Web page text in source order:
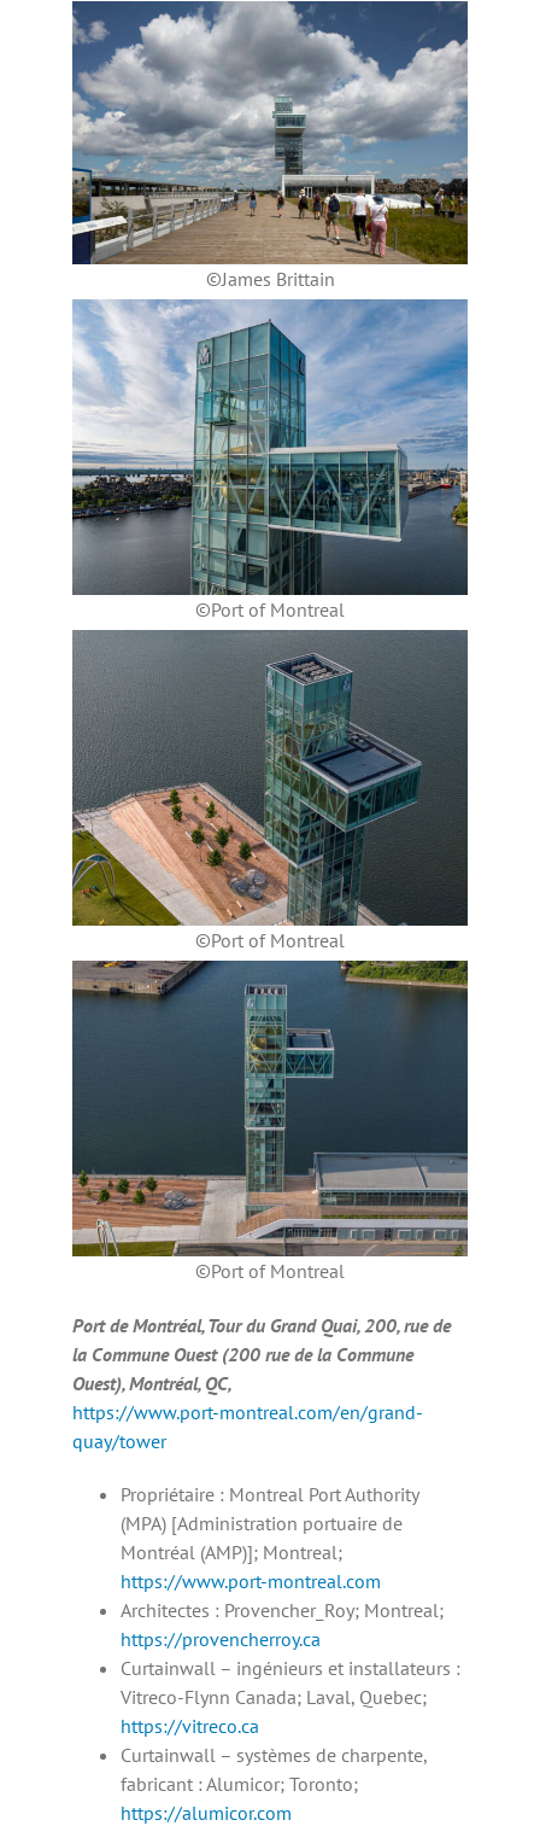
©James Brittain
©Port of Montreal
©Port of Montreal
©Port of Montreal
Port de Montréal, Tour du Grand Quai, 200, rue de
la Commune Ouest (200 rue de la Commune
Ouest), Montréal, QC,
https://www.port-montreal.com/en/grand-
quay/tower
Propriétaire : Montreal Port Authority
(MPA) [Administration portuaire de
Montréal (AMP)]; Montreal;
https://www.port-montreal.com
Architectes : Provencher_Roy; Montreal;
https://provencherroy.ca
Curtainwall – ingénieurs et installateurs :
Vitreco-Flynn Canada; Laval, Quebec;
https://vitreco.ca
Curtainwall – systèmes de charpente,
fabricant : Alumicor; Toronto;
https://alumicor.com